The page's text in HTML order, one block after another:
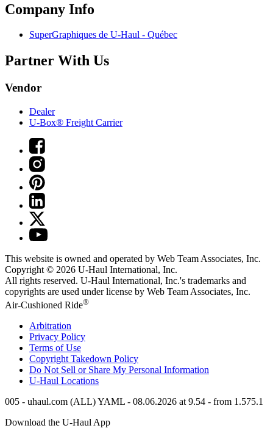
Company Info
SuperGraphiques de U-Haul - Québec
Partner With Us
Vendor
Dealer
U-Box® Freight Carrier
This website is owned and operated by Web Team Associates, Inc.
Copyright © 2026 U-Haul International, Inc.
All rights reserved. U-Haul International, Inc.'s trademarks and
copyrights are used under license by Web Team Associates, Inc.
Air-Cushioned Ride®
Arbitration
Privacy Policy
Terms of Use
Copyright Takedown Policy
Do Not Sell or Share My Personal Information
U-Haul Locations
005 - uhaul.com (ALL) YAML - 08.06.2026 at 9.54 - from 1.575.1
Download the U-Haul App